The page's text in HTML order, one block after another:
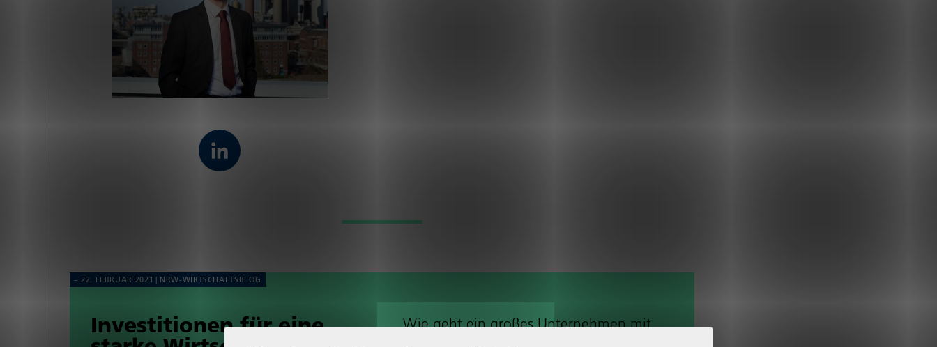
22. FEBRUAR 2021 NRW-WIRT­SCHAFTS­BLOG
Inves­ti­tionen für eine
Wie geht ein großes Unter­neh­men mit